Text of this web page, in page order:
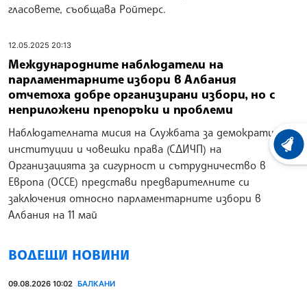
гласовете, съобщава Ройтерс.
12.05.2025 20:13
Международните наблюдатели на
парламентарните избори в Албания
отчетоха добре организирани избори, но с
неприложени препоръки и проблеми
Наблюдателната мисия на Службата за демократични
институции и човешки права (СДИЧП) на
Организацията за сигурност и сътрудничество в
Европа (ОССЕ) представи предварителните си
заключения относно парламентарните избори в
Албания на 11 май
ВОДЕЩИ НОВИНИ
09.08.2026 10:02 БАЛКАНИ